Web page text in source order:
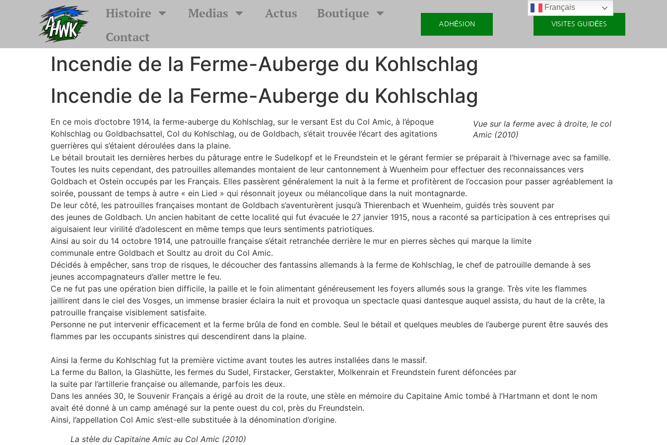
Histoire Medias Actus
Boutique
Contact
ADHÉSION VISITES GUIDÉES
Incendie de la Ferme-Auberge du Kohlschlag
Incendie de la Ferme-Auberge du Kohlschlag
Vue sur la ferme avec à droite, le col
Amic (2010)
En ce mois d’octobre 1914, la ferme-auberge du Kohlschlag, sur le versant Est du Col Amic, à l’époque
Kohlschlag ou Goldbachsattel, Col du Kohlschlag, ou de Goldbach, s’était trouvée l’écart des agitations
guerrières qui s’étaient déroulées dans la plaine.
Le bétail broutait les dernières herbes du pâturage entre le Sudelkopf et le Freundstein et le gérant fermier se préparait à l’hivernage avec sa famille.
Toutes les nuits cependant, des patrouilles allemandes montaient de leur cantonnement à Wuenheim pour effectuer des reconnaissances vers
Goldbach et Ostein occupés par les Français. Elles passèrent généralement la nuit à la ferme et profitèrent de l’occasion pour passer agréablement la
soirée, poussant de temps à autre « ein Lied » qui résonnait joyeux ou mélancolique dans la nuit montagnarde.
De leur côté, les patrouilles françaises montant de Goldbach s’aventurèrent jusqu’à Thierenbach et Wuenheim, guidés très souvent par
des jeunes de Goldbach. Un ancien habitant de cette localité qui fut évacuée le 27 janvier 1915, nous a raconté sa participation à ces entreprises qui
aiguisaient leur virilité d’adolescent en même temps que leurs sentiments patriotiques.
Ainsi au soir du 14 octobre 1914, une patrouille française s’était retranchée derrière le mur en pierres sèches qui marque la limite
communale entre Goldbach et Soultz au droit du Col Amic.
Décidés à empêcher, sans trop de risques, le découcher des fantassins allemands à la ferme de Kohlschlag, le chef de patrouille demande à ses
jeunes accompagnateurs d’aller mettre le feu.
Ce ne fut pas une opération bien difficile, la paille et le foin alimentant généreusement les foyers allumés sous la grange. Très vite les flammes
jaillirent dans le ciel des Vosges, un immense brasier éclaira la nuit et provoqua un spectacle quasi dantesque auquel assista, du haut de la crête, la
patrouille française visiblement satisfaite.
Personne ne put intervenir efficacement et la ferme brûla de fond en comble. Seul le bétail et quelques meubles de l’auberge purent être sauvés des
flammes par les occupants sinistres qui descendirent dans la plaine.
Ainsi la ferme du Kohlschlag fut la première victime avant toutes les autres installées dans le massif.
La ferme du Ballon, la Glashütte, les fermes du Sudel, Firstacker, Gerstakter, Molkenrain et Freundstein furent défoncées par
la suite par l’artillerie française ou allemande, parfois les deux.
Dans les années 30, le Souvenir Français a érigé au droit de la route, une stèle en mémoire du Capitaine Amic tombé à l’Hartmann et dont le nom
avait été donné à un camp aménagé sur la pente ouest du col, près du Freundstein.
Ainsi, l’appellation Col Amic s’est-elle substituée à la dénomination d’origine.
La stèle du Capitaine Amic au Col Amic (2010)
Français